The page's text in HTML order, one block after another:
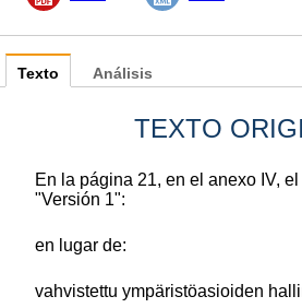
Texto
TEXTO
En la página 21, en el anexo IV,
"Versión 1":
en lugar de:
vahvistettu ympäristöasioiden
Análisis